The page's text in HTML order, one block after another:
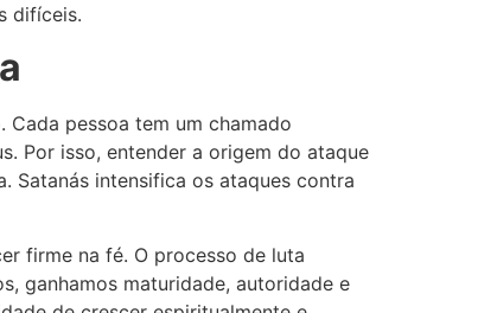
difíceis.
pessoa tem um chamado
Por isso, entender a origem do ataque
Satanás intensifica os ataques contra
firme na fé. O processo de luta
ganhamos maturidade, autoridade e